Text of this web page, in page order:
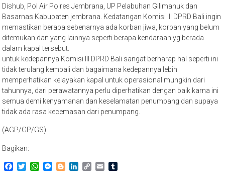
Dishub, Pol Air Polres Jembrana, UP Pelabuhan Gilimanuk dan
Basarnas Kabupaten jembrana. Kedatangan Komisi III DPRD Bali ingin
memastikan berapa sebenarnya ada korban jiwa, korban yang belum
ditemukan dan yang lainnya seperti berapa kendaraan yg berada
dalam kapal tersebut.
untuk kedepannya Komisi III DPRD Bali sangat berharap hal seperti ini
tidak terulang kembali dan bagaimana kedepannya lebih
memperhatikan kelayakan kapal untuk operasional mungkin dari
tahunnya, dari perawatannya perlu diperhatikan dengan baik karna ini
semua demi kenyamanan dan keselamatan penumpang dan supaya
tidak ada rasa kecemasan dari penumpang.
(AGP/GP/GS)
Bagikan:
Facebook
TwitterWhatsApp
Messenger
BloggerLinkedIn
CopyEmail